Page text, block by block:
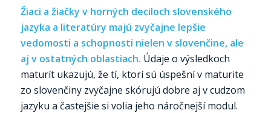
Žiaci a žiačky v horných deciloch slovenského
jazyka a literatúry majú zvyčajne lepšie
vedomosti a schopnosti nielen v slovenčine, ale
aj v ostatných oblastiach. Údaje o výsledkoch
maturít ukazujú, že tí, ktorí sú úspešní v maturite
zo slovenčiny zvyčajne skórujú dobre aj v cudzom
jazyku a častejšie si volia jeho náročnejší modul.